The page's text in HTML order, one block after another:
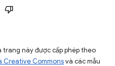
trang này được cấp phép theo
Creative Commonsvà các mẫu